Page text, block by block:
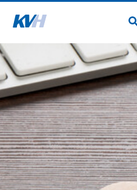
Zur Startseite